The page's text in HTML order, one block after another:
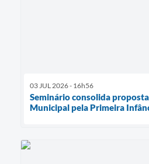
03 JUL 2026 - 16h56
Seminário consolida
Municipal pela Primeira